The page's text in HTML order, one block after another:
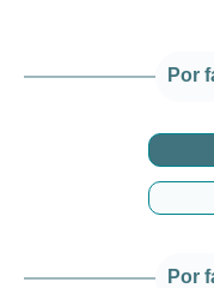
Por
Por